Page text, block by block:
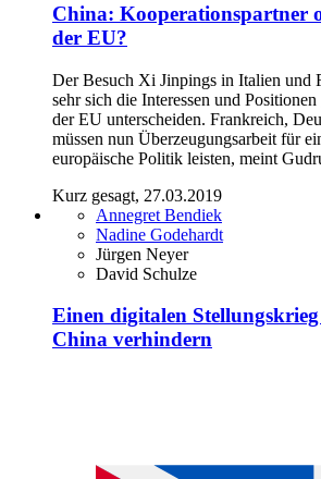
China: Kooperationspartner
der EU?
Der Besuch Xi Jinpings in Italien und
sehr sich die Interessen und
der EU unterscheiden. Frankreich,
müssen nun Überzeugungsarbeit für
europäische Politik leisten, meint
Kurz gesagt, 27.03.2019
Annegret Bendiek
Nadine Godehardt
Jürgen Neyer
David Schulze
Einen digitalen
China verhindern